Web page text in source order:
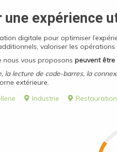
expérience
digitale pour optimiser
valoriser les
vous proposons peuvent
la lecture de code-barres, la
extérieure.
Industrie Restauration